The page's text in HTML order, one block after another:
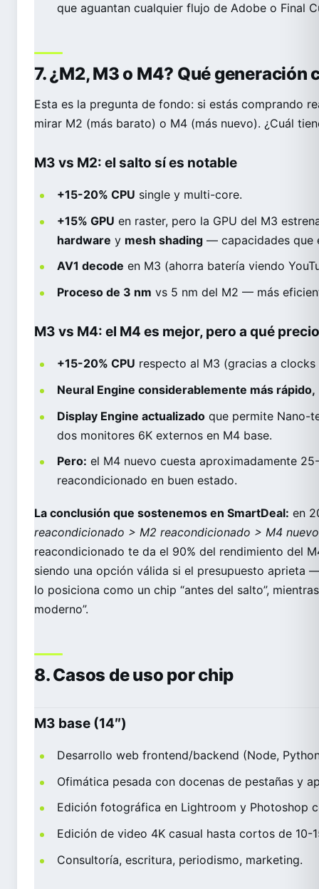
que aguantan cualquier flujo de Adobe o Final
7. ¿M2, M3 o M4? Qué generación
Esta es la pregunta de fondo: si estás comprando
mirar M2 (más barato) o M4 (más nuevo). ¿Cuál
M3 vs M2: el salto sí es notable
+15-20% CPU single y multi-core.
+15% GPU en raster, pero la GPU del M3
hardware y mesh shading — capacidades que
AV1 decode en M3 (ahorra batería viendo
Proceso de 3 nm vs 5 nm del M2 — más
M3 vs M4: el M4 es mejor, pero a qué precio
+15-20% CPU respecto al M3 (gracias a
Neural Engine considerablemente más rápido,
Display Engine actualizado que permite Nano-
dos monitores 6K externos en M4 base.
Pero: el M4 nuevo cuesta aproximadamente
reacondicionado en buen estado.
La conclusión que sostenemos en SmartDeal: en
reacondicionado > M2 reacondicionado > M4
reacondicionado te da el 90% del rendimiento del
siendo una opción válida si el presupuesto aprieta
lo posiciona como un chip “antes del salto”,
moderno”.
8. Casos de uso por chip
M3 base (14″)
Desarrollo web frontend/backend (Node,
Ofimática pesada con docenas de pestañas y
Edición fotográfica en Lightroom y Photoshop
Edición de video 4K casual hasta cortos de 10-
Consultoría, escritura, periodismo, marketing.